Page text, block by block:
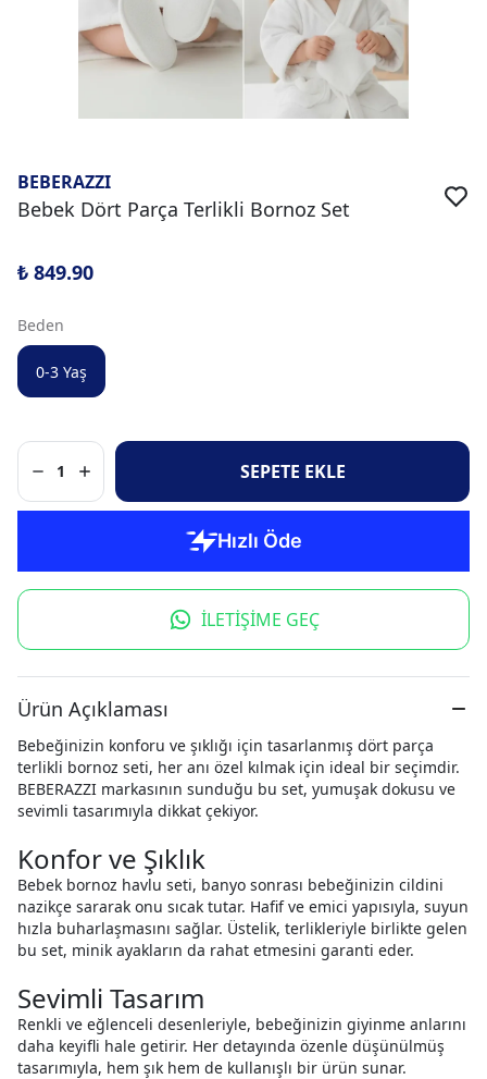
BEBERAZZI
Bebek Dört Parça Terlikli Bornoz Set
₺ 849.90
Beden
0-3 Yaş
1 SEPETE EKLE
İLETİŞİME GEÇ
Ürün Açıklaması
Bebeğinizin konforu ve şıklığı için tasarlanmış dört parça
terlikli bornoz seti, her anı özel kılmak için ideal bir seçimdir.
BEBERAZZI markasının sunduğu bu set, yumuşak dokusu ve
sevimli tasarımıyla dikkat çekiyor.
Konfor ve Şıklık
Bebek bornoz havlu seti, banyo sonrası bebeğinizin cildini
nazikçe sararak onu sıcak tutar. Hafif ve emici yapısıyla, suyun
hızla buharlaşmasını sağlar. Üstelik, terlikleriyle birlikte gelen
bu set, minik ayakların da rahat etmesini garanti eder.
Sevimli Tasarım
Renkli ve eğlenceli desenleriyle, bebeğinizin giyinme anlarını
daha keyifli hale getirir. Her detayında özenle düşünülmüş
tasarımıyla, hem şık hem de kullanışlı bir ürün sunar.